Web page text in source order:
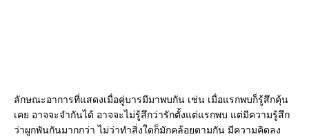
ลักษณะอาการที่แสดงเมื่อคู่บารมีมาพบกัน เช่น เมื่อแรกพบก็รู้สึกคุ้น
เคย อาจจะจำกันได้ อาจจะไม่รู้สึกว่ารักตั้งแต่แรกพบ แต่มีความรู้สึก
ว่าผูกพันกันมากกว่า ไม่ว่าทำสิ่งใดก็มักคล้อยตามกัน มีความคิดลง